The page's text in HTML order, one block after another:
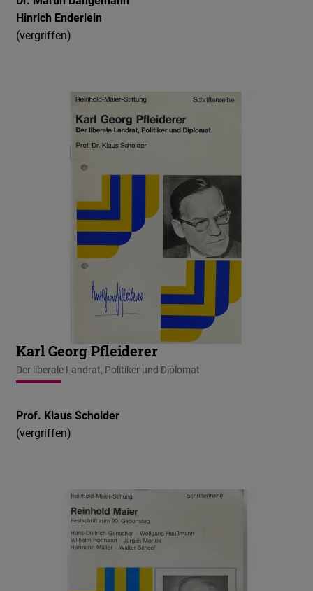
Hinrich Enderlein
(vergriffen)
Karl Georg Pfleiderer
Der liberale Landrat, Politiker und Diplomat
Prof. Klaus Scholder
(vergriffen)